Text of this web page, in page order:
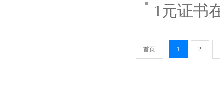
■ 1元证书
首页 1 2